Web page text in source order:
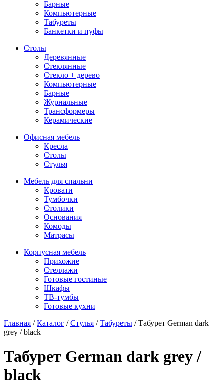
Барные
Компьютерные
Табуреты
Банкетки и пуфы
Столы
Деревянные
Стеклянные
Стекло + дерево
Компьютерные
Барные
Журнальные
Трансформеры
Керамические
Офисная мебель
Кресла
Столы
Стулья
Мебель для спальни
Кровати
Тумбочки
Столики
Основания
Комоды
Матрасы
Корпусная мебель
Прихожие
Стеллажи
Готовые гостиные
Шкафы
ТВ-тумбы
Готовые кухни
Главная /Каталог /Стулья /Табуреты /Табурет German dark
grey / black
Табурет German dark grey /
black